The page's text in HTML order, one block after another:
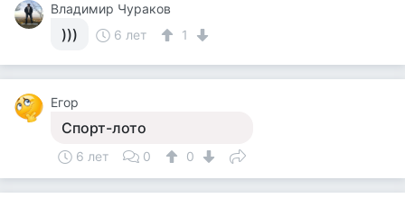
Владимир Чураков
))) 6 лет 1
Егор
Спорт-лото
6 лет 0 0